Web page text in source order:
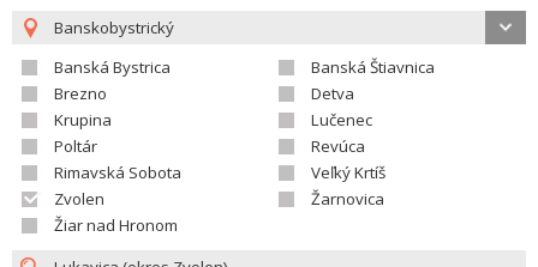
Banskobystrický
Banská Bystrica
Banská Štiavnica
Brezno
Detva
Krupina
Lučenec
Poltár
Revúca
Rimavská Sobota
Veľký Krtíš
Zvolen
Žarnovica
Žiar nad Hronom